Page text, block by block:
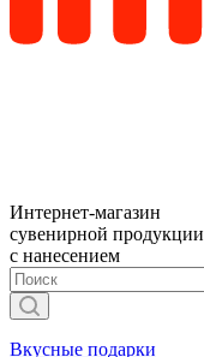
Интернет-магазин
сувенирной продукции
с нанесением
Вкусные подарки